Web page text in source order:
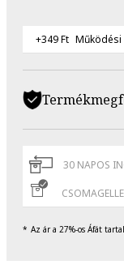
+349 Ft
30 NAPOS
Az ár a 27%-os Áfát